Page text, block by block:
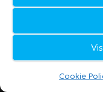
Cookie
Testata
Editore